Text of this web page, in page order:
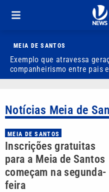
MEIA DE SANTOS
Exemplo que atravessa
companheirismo entre pais
Notícias Meia de
MEIA DE SANTOS
Inscrições gratuitas
para a Meia de Santos
começam na segunda-
feira